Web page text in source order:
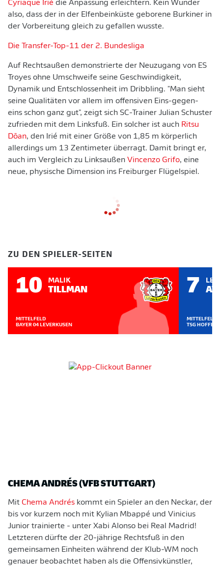
Cyriaque Irié die Anpassung erleichtern. Kein Wunder
also, dass der in der Elfenbeinküste geborene Burkiner in
der Vorbereitung gleich zu gefallen wusste.
Die Transfer-Top-11 der 2. Bundesliga
Auf Rechtsaußen demonstrierte der Neuzugang von ES
Troyes ohne Umschweife seine Geschwindigkeit,
Dynamik und Entschlossenheit im Dribbling. "Man sieht
seine Qualitäten vor allem im offensiven Eins-gegen-
eins schon ganz gut", zeigt sich SC-Trainer Julian Schuster
zufrieden mit dem Linksfuß. Ein solcher ist auch Ritsu
Dōan, den Irié mit einer Größe von 1,85 m körperlich
allerdings um 13 Zentimeter überragt. Damit bringt er,
auch im Vergleich zu Linksaußen Vincenzo Grifo, eine
neue, physische Dimension ins Freiburger Flügelspiel.
ZU DEN SPIELER-SEITEN
10 MALIK
TILLMAN
MITTELFELD
BAYER 04 LEVERKUSEN
7
MITTELFELD
TSG
CHEMA ANDRÉS (VFB STUTTGART)
Mit Chema Andrés kommt ein Spieler an den Neckar, der
bis vor kurzem noch mit Kylian Mbappé und Vinicius
Junior trainierte - unter Xabi Alonso bei Real Madrid!
Letzteren dürfte der 20-jährige Rechtsfuß in den
gemeinsamen Einheiten während der Klub-WM noch
genauer beobachtet haben als die Offensivkünstler,